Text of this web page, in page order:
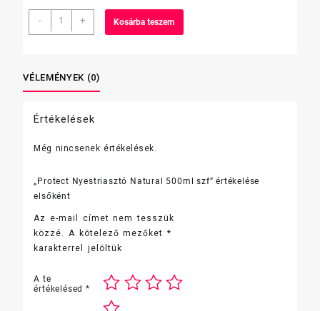
-
Protect
Nyestriasztó
szf
mennyiség
+ Kosárba teszem
VÉLEMÉNYEK (0)
Értékelések
Még nincsenek értékelések.
„Protect Nyestriasztó Natural 500ml szf” értékelése
elsőként
Az e-mail címet nem tesszük
közzé. A kötelező mezőket *
karakterrel jelöltük
A te
értékelésed*